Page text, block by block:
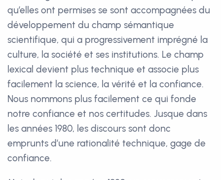
qu’elles ont permises se sont accompagnées du
développement du champ sémantique
scientifique, qui a progressivement imprégné la
culture, la société et ses institutions. Le champ
lexical devient plus technique et associe plus
facilement la science, la vérité et la confiance.
Nous nommons plus facilement ce qui fonde
notre confiance et nos certitudes. Jusque dans
les années 1980, les discours sont donc
emprunts d’une rationalité technique, gage de
confiance.